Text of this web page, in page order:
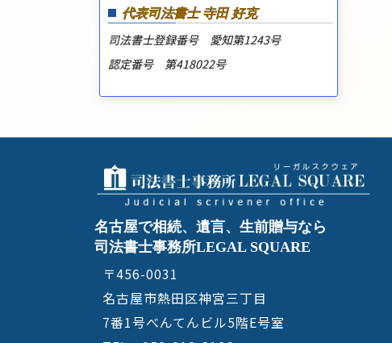
代表司法書士 寺田 好克
司法書士登録番号 愛知第1243号
認定番号 第418022号
名古屋で相続、遺言、生前贈与なら
司法書士事務所LEGAL SQUARE
〒456-0031
名古屋市熱田区神宮三丁目
7番1号べんてんビル5階E号室